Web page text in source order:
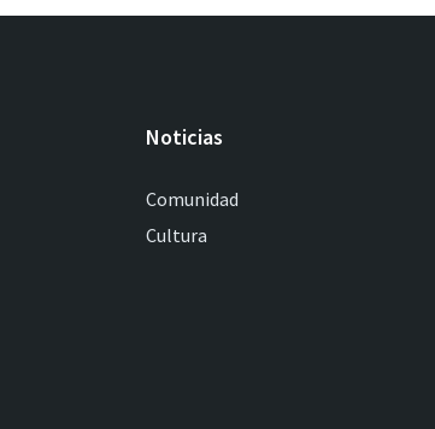
Noticias
Comunidad
Cultura